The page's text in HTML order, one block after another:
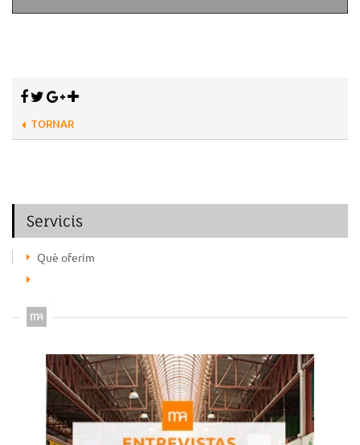
TORNAR
Servicis
Què oferim